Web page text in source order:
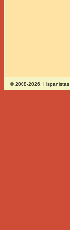
© 2008-2026, Hispanistas